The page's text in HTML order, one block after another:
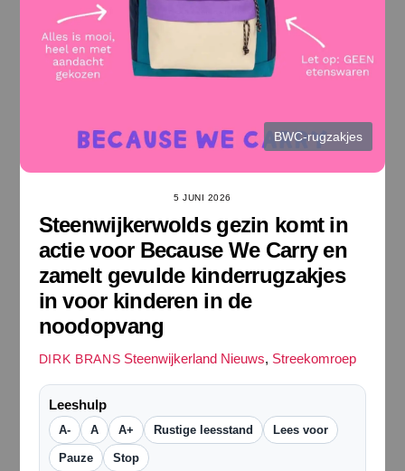
BWC-rugzakjes
5 JUNI 2026
Steenwijkerwolds gezin komt in
actie voor Because We Carry en
zamelt gevulde kinderrugzakjes
in voor kinderen in de
noodopvang
DIRK BRANS Steenwijkerland Nieuws, Streekomroep
Leeshulp
A- A A+ Rustige leesstand Lees voor
Pauze Stop